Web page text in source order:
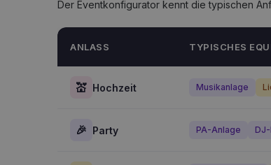
Der Eventkonfigurator kennt die typischen
ANLASS TYPISCHES
💒 Hochzeit Musikanlage
🎉 Party PA-Anlage